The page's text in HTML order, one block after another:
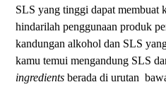
SLS yang tinggi dapat membuat
hindarilah penggunaan produk
kandungan alkohol dan SLS
kamu temui mengandung SLS
ingredientsberada di urutan